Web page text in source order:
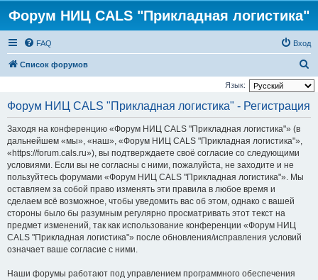
Форум НИЦ CALS "Прикладная логистика"
FAQ Вход
Список форумов
о
Язык:
Форум НИЦ CALS "Прикладная логистика" - Регистрация
Заходя на конференцию «Форум НИЦ CALS "Прикладная логистика"» (в
дальнейшем «мы», «наш», «Форум НИЦ CALS "Прикладная логистика"»,
«https://forum.cals.ru»), вы подтверждаете своё согласие со следующими
условиями. Если вы не согласны с ними, пожалуйста, не заходите и не
пользуйтесь форумами «Форум НИЦ CALS "Прикладная логистика"». Мы
оставляем за собой право изменять эти правила в любое время и
сделаем всё возможное, чтобы уведомить вас об этом, однако с вашей
стороны было бы разумным регулярно просматривать этот текст на
предмет изменений, так как использование конференции «Форум НИЦ
CALS "Прикладная логистика"» после обновления/исправления условий
означает ваше согласие с ними.
Наши форумы работают под управлением программного обеспечения